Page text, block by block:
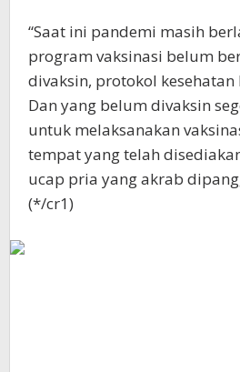
“Saat ini pandemi masih
program vaksinasi belum
divaksin, protokol
Dan yang belum divaksin
untuk melaksanakan
tempat yang telah
ucap pria yang akrab
(*/cr1)